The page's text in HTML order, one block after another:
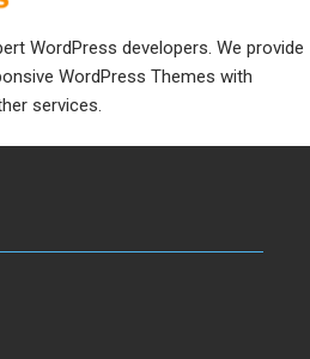
WordPress developers. We provide
WordPress Themes with
services.